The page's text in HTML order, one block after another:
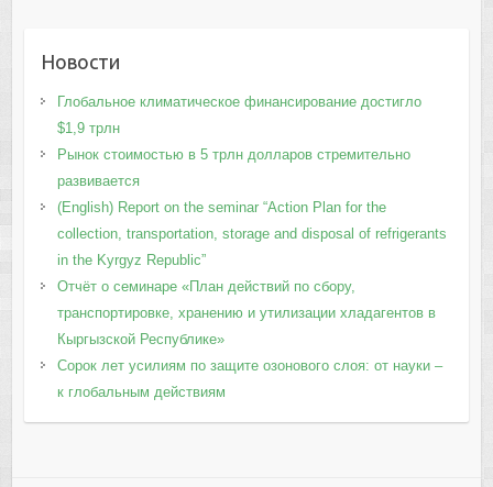
Новости
Глобальное климатическое финансирование достигло
$1,9 трлн
Рынок стоимостью в 5 трлн долларов стремительно
развивается
(English) Report on the seminar “Action Plan for the
collection, transportation, storage and disposal of refrigerants
in the Kyrgyz Republic”
Отчёт о семинаре «План действий по сбору,
транспортировке, хранению и утилизации хладагентов в
Кыргызской Республике»
Сорок лет усилиям по защите озонового слоя: от науки –
к глобальным действиям